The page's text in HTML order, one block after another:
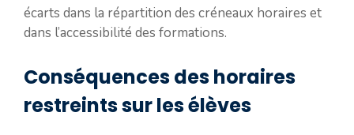
écarts dans la répartition des créneaux horaires et
dans l’accessibilité des formations.
Conséquences des horaires
restreints sur les élèves